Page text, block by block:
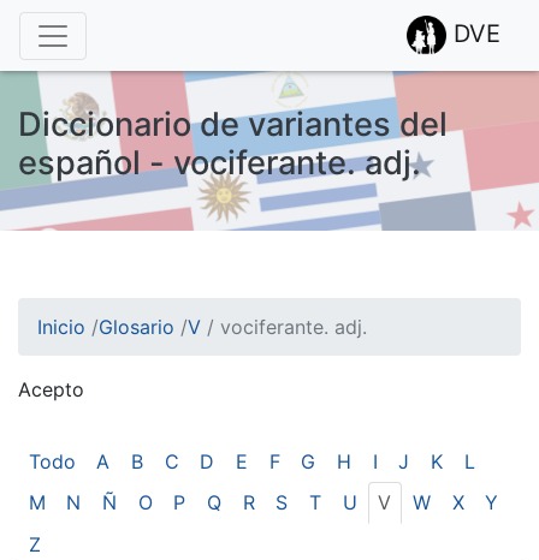
DVE
Diccionario de variantes del
español - vociferante. adj.
Inicio /Glosario /V / vociferante. adj.
Acepto
Todo A B C D E F G H I J K
L
M
N Ñ O P Q R S T U V W X
Y
Z